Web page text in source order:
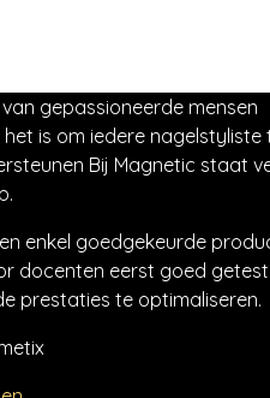
gepassioneerde mensen
is om iedere nagelstyliste
Bij Magnetic staat
enkel goedgekeurde
docenten eerst goed
prestaties te optimaliseren.